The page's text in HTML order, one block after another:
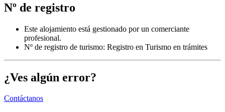
Nº de registro
Este alojamiento está gestionado por un comerciante
profesional.
Nº de registro de turismo: Registro en Turismo en trámites
¿Ves algún error?
Contáctanos